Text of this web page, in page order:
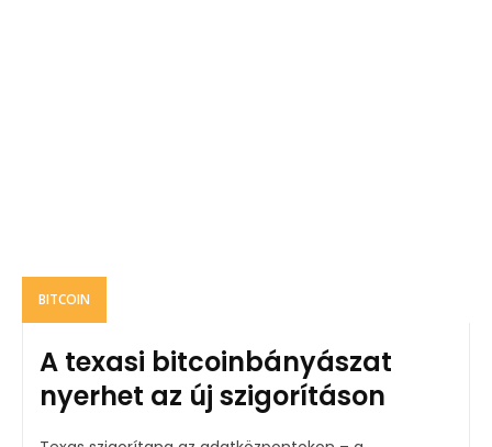
BITCOIN
A texasi bitcoinbányászat
nyerhet az új szigorításon